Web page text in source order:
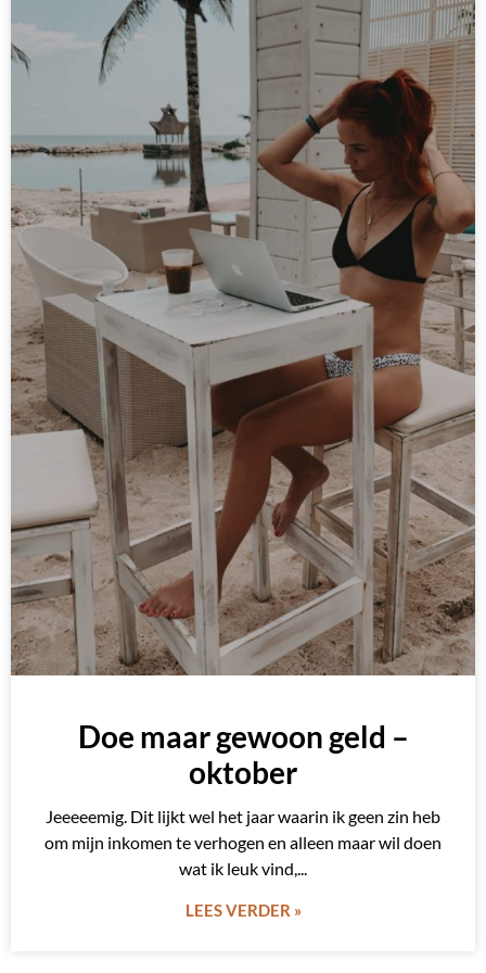
Doe maar gewoon geld –
oktober
Jeeeeemig. Dit lijkt wel het jaar waarin ik geen zin heb
om mijn inkomen te verhogen en alleen maar wil doen
wat ik leuk vind,
LEES VERDER »